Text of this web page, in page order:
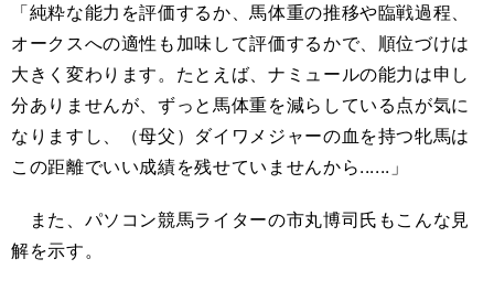
「純粋な能力を評価するか、馬体重の推移や臨戦過程、
オークスへの適性も加味して評価するかで、順位づけは
大きく変わります。たとえば、ナミュールの能力は申し
分ありませんが、ずっと馬体重を減らしている点が気に
なりますし、（母父）ダイワメジャーの血を持つ牝馬は
この距離でいい成績を残せていませんから......」
また、パソコン競馬ライターの市丸博司氏もこんな見
解を示す。